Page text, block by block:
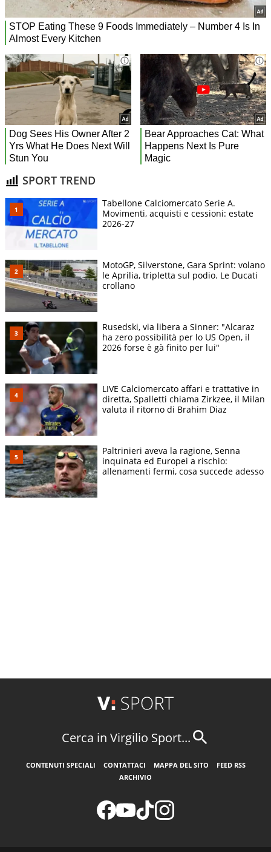
SPORT TREND
Tabellone Calciomercato Serie A.
Movimenti, acquisti e cessioni: estate
2026-27
MotoGP, Silverstone, Gara Sprint: volano
le Aprilia, tripletta sul podio. Le Ducati
crollano
Rusedski, via libera a Sinner: "Alcaraz
ha zero possibilità per lo US Open, il
2026 forse è gà finito per lui"
LIVE Calciomercato affari e trattative in
diretta, Spalletti chiama Zirkzee, il Milan
valuta il ritorno di Brahim Diaz
Paltrinieri aveva la ragione, Senna
inquinata ed Europei a rischio:
allenamenti fermi, cosa succede adesso
Cerca in Virgilio Sport...
CONTENUTI SPECIALI CONTATTACI MAPPA DEL SITO
FEED RSS
ARCHIVIO